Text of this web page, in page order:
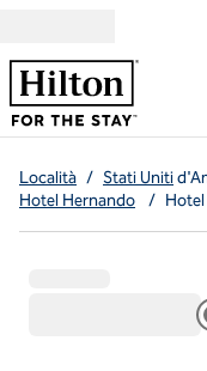
Località / Stati Uniti
Hotel Hernando
/